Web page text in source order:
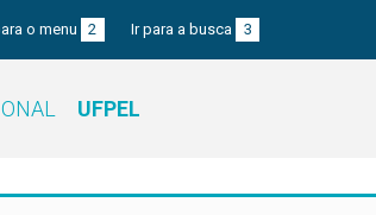
o menu 2 Ir para a busca 3
UFPEL